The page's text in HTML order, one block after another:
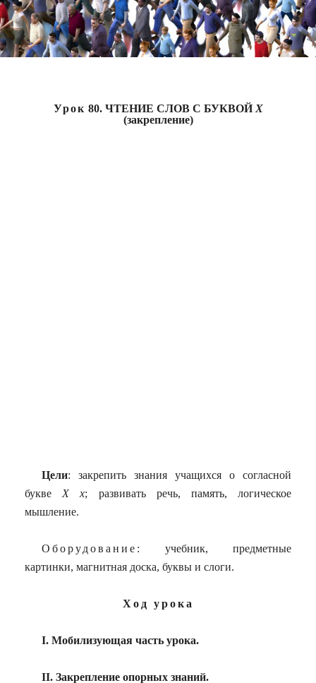
Урок 80. ЧТЕНИЕ СЛОВ С БУКВОЙ Х
(закрепление)
Цели: закрепить знания учащихся о согласной
букве Х х; развивать речь, память, логическое
мышление.
Оборудование : учебник, предметные
картинки, магнитная доска, буквы и слоги.
Ход урока
I. Мобилизующая часть урока.
II. Закрепление опорных знаний.